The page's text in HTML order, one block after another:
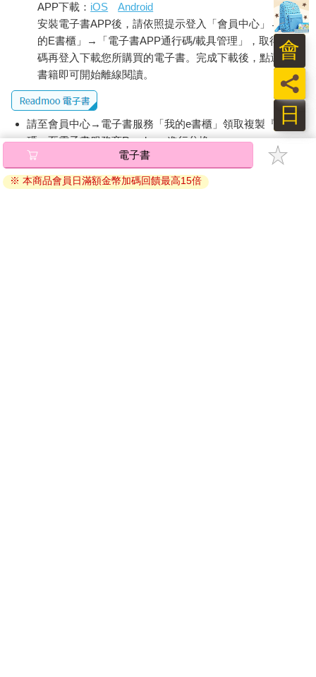
APP下載： iOS
Android
安裝電子書APP後，請依照提示登入「會員中心」→「我
的E書櫃」→「電子書APP通行碼/載具管理」，取得通行
碼再登入下載您所購買的電子書。完成下載後，點選任一
書籍即可開始離線閱讀。
請至會員中心→電子書服務「我的e書櫃」領取複製『兌換
碼』至電子書服務商Readmoo進行兌換。
退換貨須知：
因版權保護，您在金石堂所購買的電子書僅能以金石堂專屬
電子書
※ 本商品會員日滿額金幣加碼回饋最高15倍
日
員
會